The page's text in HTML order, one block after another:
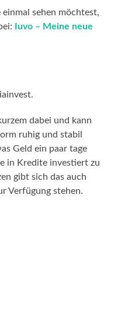
sehen möchtest,
Iuvo – Meine neue
dabei und kann
ruhig und stabil
Geld ein paar tage
in Kredite investiert zu
gibt sich das auch
Verfügung stehen.